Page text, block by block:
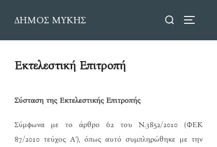
ΔΗΜΟΣ ΜΥΚΗΣ
Search
Εκτελεστική Επιτροπή
Σύσταση της Εκτελεστικής Επιτροπής
Σύμφωνα με το άρθρο 62 του Ν.3852/2010 (ΦΕΚ
87/2010 τεύχος Α’), όπως αυτό συμπληρώθηκε με την